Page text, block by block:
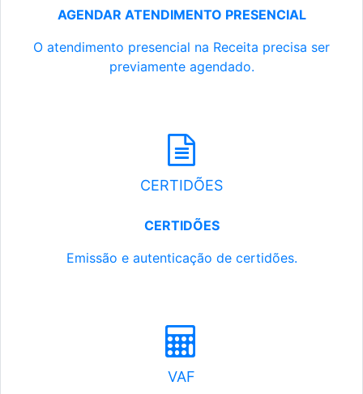
AGENDAR ATENDIMENTO PRESENCIAL
O atendimento presencial na Receita precisa ser
previamente agendado.
CERTIDÕES
CERTIDÕES
Emissão e autenticação de certidões.
VAF